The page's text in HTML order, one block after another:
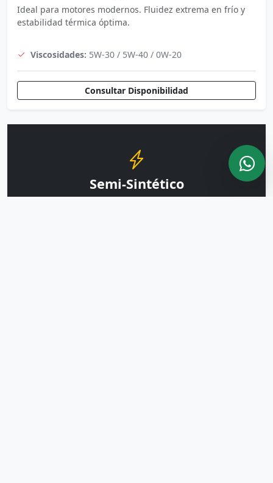
Ideal para motores modernos. Fluidez extrema en frío y
estabilidad térmica óptima.
Viscosidades: 5W-30 / 5W-40 / 0W-20
Consultar Disponibilidad
Semi-Sintético